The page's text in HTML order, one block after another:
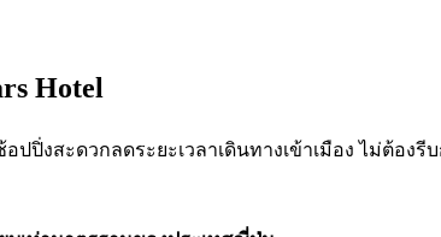
Hotel
ปปิ่งสะดวกลดระยะเวลาเดินทางเข้าเมือง ไม่ต้องรี